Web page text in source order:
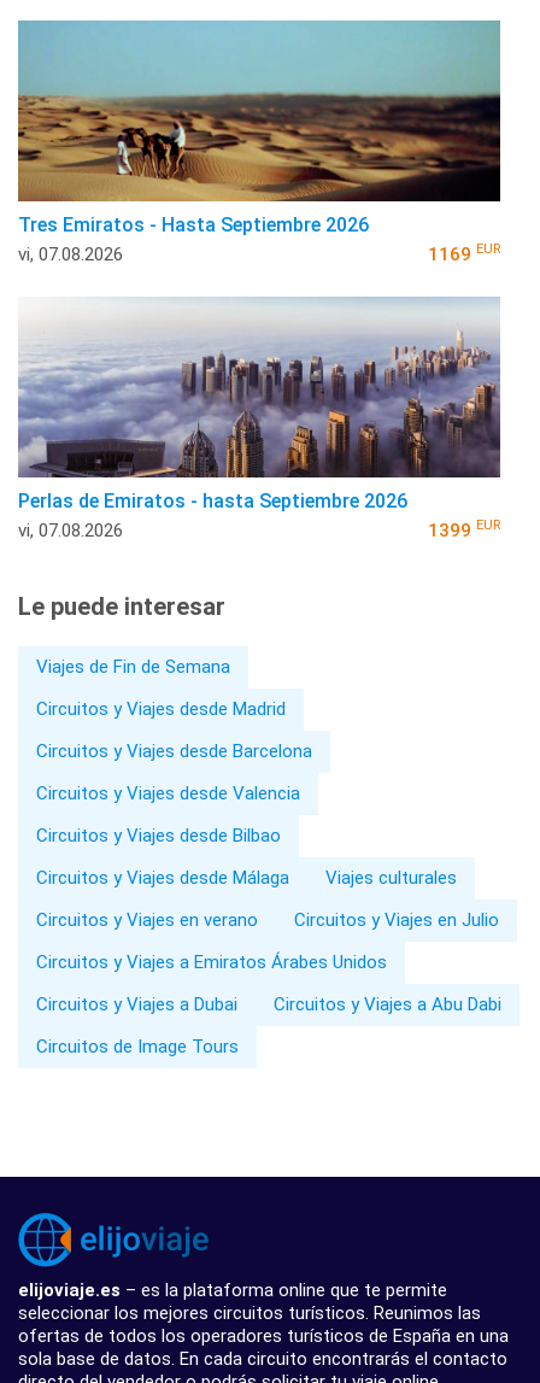
Tres Emiratos - Hasta Septiembre 2026
vi, 07.08.2026 1169 EUR
Perlas de Emiratos - hasta Septiembre 2026
vi, 07.08.2026 1399 EUR
Le puede interesar
Viajes de Fin de Semana
Circuitos y Viajes desde Madrid
Circuitos y Viajes desde Barcelona
Circuitos y Viajes desde Valencia
Circuitos y Viajes desde Bilbao
Circuitos y Viajes desde Málaga
Viajes culturales
Circuitos y Viajes en verano
Circuitos y Viajes en Julio
Circuitos y Viajes a Emiratos Árabes Unidos
Circuitos y Viajes a Dubai
Circuitos y Viajes a Abu Dabi
Circuitos de Image Tours
elijoviaje.es – es la plataforma online que te permite
seleccionar los mejores circuitos turísticos. Reunimos las
ofertas de todos los operadores turísticos de España en una
sola base de datos. En cada circuito encontrarás el contacto